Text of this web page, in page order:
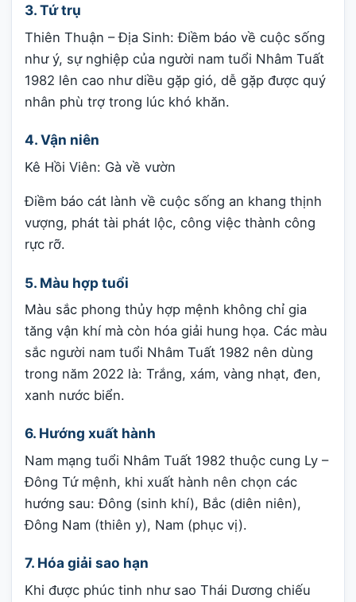
3. Tứ trụ
Thiên Thuận – Địa Sinh: Điềm báo về cuộc sống
như ý, sự nghiệp của người nam tuổi Nhâm Tuất
1982 lên cao như diều gặp gió, dễ gặp được quý
nhân phù trợ trong lúc khó khăn.
4. Vận niên
Kê Hồi Viên: Gà về vườn
Điềm báo cát lành về cuộc sống an khang thịnh
vượng, phát tài phát lộc, công việc thành công
rực rỡ.
5. Màu hợp tuổi
Màu sắc phong thủy hợp mệnh không chỉ gia
tăng vận khí mà còn hóa giải hung họa. Các màu
sắc người nam tuổi Nhâm Tuất 1982 nên dùng
trong năm 2022 là: Trắng, xám, vàng nhạt, đen,
xanh nước biển.
6. Hướng xuất hành
Nam mạng tuổi Nhâm Tuất 1982 thuộc cung Ly –
Đông Tứ mệnh, khi xuất hành nên chọn các
hướng sau: Đông (sinh khí), Bắc (diên niên),
Đông Nam (thiên y), Nam (phục vị).
7. Hóa giải sao hạn
Khi được phúc tinh như sao Thái Dương chiếu